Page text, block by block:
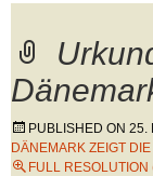
PUBLISHED ON 25.
DÄNEMARK ZEIGT
FULL